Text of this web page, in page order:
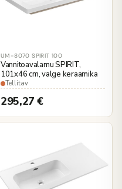
UM-8070 SPIRIT 100
Vannitoavalamu SPIRIT,
101x46 cm, valge keraamika
Tellitav
295,27€